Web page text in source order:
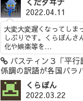
2022.04.11
大変大変遅くなってしま
しぶりです。くらぽんさ
化や娯楽等を...
バスティン３「平
係調の訳語が各国バラ
くらぽん
2022.03.22